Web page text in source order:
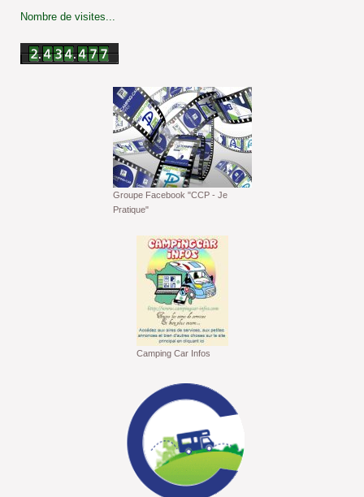
Nombre de visites...
Groupe Facebook "CCP - Je
Pratique"
Camping Car Infos